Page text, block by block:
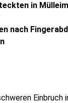
in
nach
Einbruch